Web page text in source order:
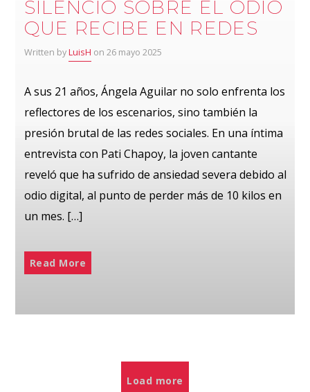
SILENCIO SOBRE EL ODIO
QUE RECIBE EN REDES
Written byLuisH on 26 mayo 2025
A sus 21 años, Ángela Aguilar no solo enfrenta los
reflectores de los escenarios, sino también la
presión brutal de las redes sociales. En una íntima
entrevista con Pati Chapoy, la joven cantante
reveló que ha sufrido de ansiedad severa debido al
odio digital, al punto de perder más de 10 kilos en
un mes. […]
Read More
Load more